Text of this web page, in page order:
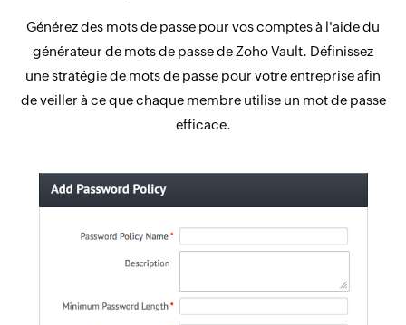
Générez des mots de passe pour vos comptes à l'aide du
générateur de mots de passe de Zoho Vault. Définissez
une stratégie de mots de passe pour votre entreprise afin
de veiller à ce que chaque membre utilise un mot de passe
efficace.